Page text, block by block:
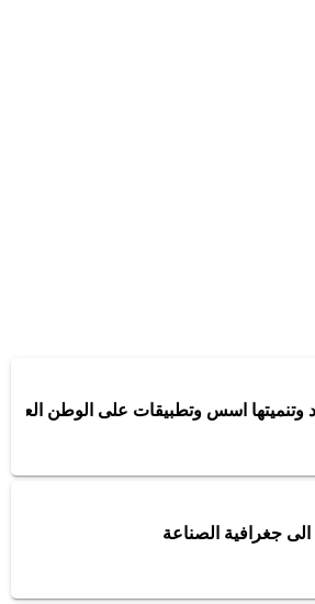
وتنميتها اسس وتطبيقات على الوطن
جغرافية الصناعة